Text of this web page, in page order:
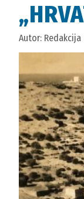
Autor: Redakcija